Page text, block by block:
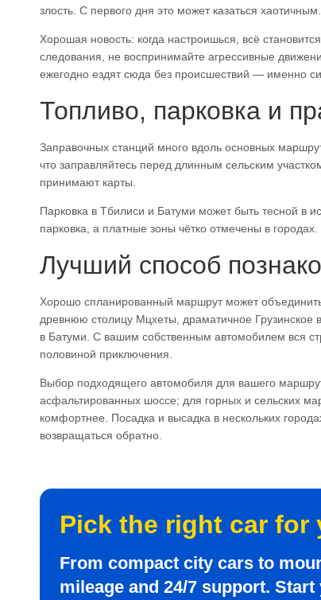
злость. С первого дня это может казаться хаотичным.
Хорошая новость: когда настроишься, всё
следования, не воспринимайте агрессивные
ежегодно ездят сюда без происшествий — именно
Топливо, парковка и
Заправочных станций много вдоль основных
что заправляйтесь перед длинным сельским
принимают карты.
Парковка в Тбилиси и Батуми может быть тесной в
парковка, а платные зоны чётко отмечены в
Лучший способ
Хорошо спланированный маршрут может
древнюю столицу Мцхеты, драматичное Грузинское
в Батуми. С вашим собственным автомобилем вся
половиной приключения.
Выбор подходящего автомобиля для вашего
асфальтированных шоссе; для горных и сельских
комфортнее. Посадка и высадка в нескольких
возвращаться обратно.
Pick the right car for
From compact city cars to
mileage and 24/7 support.